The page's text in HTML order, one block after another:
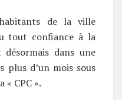
de la ville
tout confiance à la
dans une
plus d’un mois sous
« CPC ».